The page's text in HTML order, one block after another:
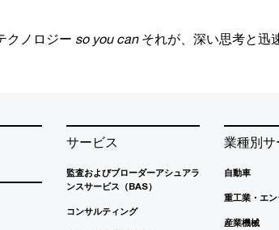
クノロジー so you can それが、深い思考と迅
サービス
監査およびブローダーアシュアラ
ンスサービス（BAS）
コンサルティング
業種別サ
自動車
重工業・エ
産業機械